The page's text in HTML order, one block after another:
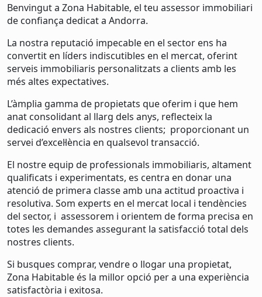
Benvingut a Zona Habitable, el teu assessor immobiliari
de confiança dedicat a Andorra.
La nostra reputació impecable en el sector ens ha
convertit en líders indiscutibles en el mercat, oferint
serveis immobiliaris personalitzats a clients amb les
més altes expectatives.
L’àmplia gamma de propietats que oferim i que hem
anat consolidant al llarg dels anys, reflecteix la
dedicació envers als nostres clients; proporcionant un
servei d’excel·lència en qualsevol transacció.
El nostre equip de professionals immobiliaris, altament
qualificats i experimentats, es centra en donar una
atenció de primera classe amb una actitud proactiva i
resolutiva. Som experts en el mercat local i tendències
del sector, i assessorem i orientem de forma precisa en
totes les demandes assegurant la satisfacció total dels
nostres clients.
Si busques comprar, vendre o llogar una propietat,
Zona Habitable és la millor opció per a una experiència
satisfactòria i exitosa.